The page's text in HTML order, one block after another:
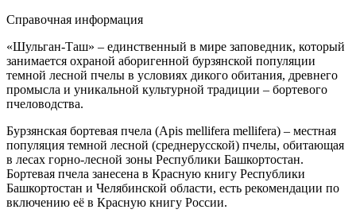
Справочная информация
«Шульган-Таш» – единственный в мире заповедник, который
занимается охраной аборигенной бурзянской популяции
темной лесной пчелы в условиях дикого обитания, древнего
промысла и уникальной культурной традиции – бортевого
пчеловодства.
Бурзянская бортевая пчела (Apis mellifera mellifera) – местная
популяция темной лесной (среднерусской) пчелы, обитающая
в лесах горно-лесной зоны Республики Башкортостан.
Бортевая пчела занесена в Красную книгу Республики
Башкортостан и Челябинской области, есть рекомендации по
включению её в Красную книгу России.